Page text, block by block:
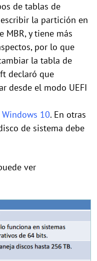
de tablas de
la partición en
MBR, y tiene más
por lo que
la tabla de
declaró que
desde el modo UEFI
10. En otras
de sistema debe
ver